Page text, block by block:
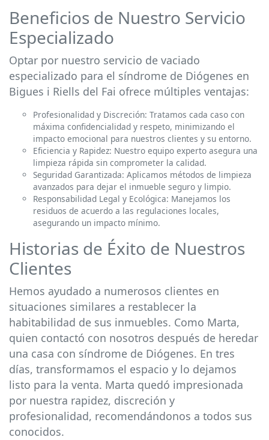
Beneficios de Nuestro Servicio
Especializado
Optar por nuestro servicio de vaciado
especializado para el síndrome de Diógenes en
Bigues i Riells del Fai ofrece múltiples ventajas:
Profesionalidad y Discreción: Tratamos cada caso con
máxima confidencialidad y respeto, minimizando el
impacto emocional para nuestros clientes y su entorno.
Eficiencia y Rapidez: Nuestro equipo experto asegura una
limpieza rápida sin comprometer la calidad.
Seguridad Garantizada: Aplicamos métodos de limpieza
avanzados para dejar el inmueble seguro y limpio.
Responsabilidad Legal y Ecológica: Manejamos los
residuos de acuerdo a las regulaciones locales,
asegurando un impacto mínimo.
Historias de Éxito de Nuestros
Clientes
Hemos ayudado a numerosos clientes en
situaciones similares a restablecer la
habitabilidad de sus inmuebles. Como Marta,
quien contactó con nosotros después de heredar
una casa con síndrome de Diógenes. En tres
días, transformamos el espacio y lo dejamos
listo para la venta. Marta quedó impresionada
por nuestra rapidez, discreción y
profesionalidad, recomendándonos a todos sus
conocidos.